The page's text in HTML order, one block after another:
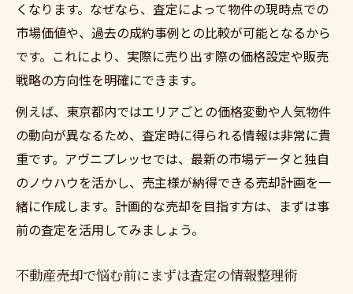
くなります。なぜなら、査定によって物件の現時点での
市場価値や、過去の成約事例との比較が可能となるから
です。これにより、実際に売り出す際の価格設定や販売
戦略の方向性を明確にできます。
例えば、東京都内ではエリアごとの価格変動や人気物件
の動向が異なるため、査定時に得られる情報は非常に貴
重です。アヴニプレッセでは、最新の市場データと独自
のノウハウを活かし、売主様が納得できる売却計画を一
緒に作成します。計画的な売却を目指す方は、まずは事
前の査定を活用してみましょう。
不動産売却で悩む前にまずは査定の情報整理術